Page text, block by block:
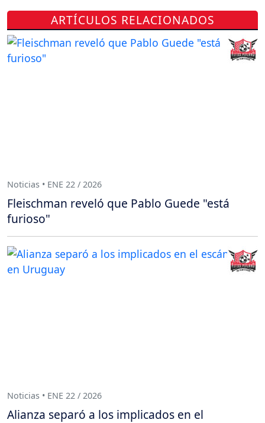
ARTÍCULOS RELACIONADOS
Noticias • ENE 22 / 2026
Fleischman reveló que Pablo Guede "está
furioso"
Noticias • ENE 22 / 2026
Alianza separó a los implicados en el